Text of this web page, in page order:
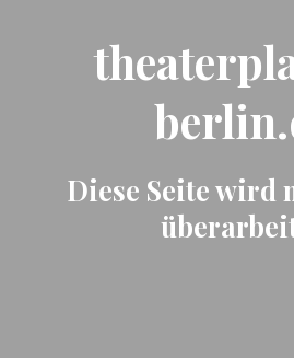
Diese Seite wird